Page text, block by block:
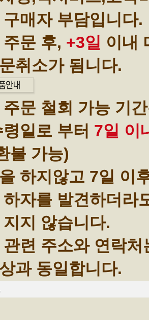
매자 부담입니다.
문 후, +3일 이내
취소가 됨니다.
문 철회 가능 기
일로 부터 7일 이
불 가능)
하지않고 7일 이
자를 발견하더라
지 않습니다.
련 주소와 연락처
과 동일합니다.